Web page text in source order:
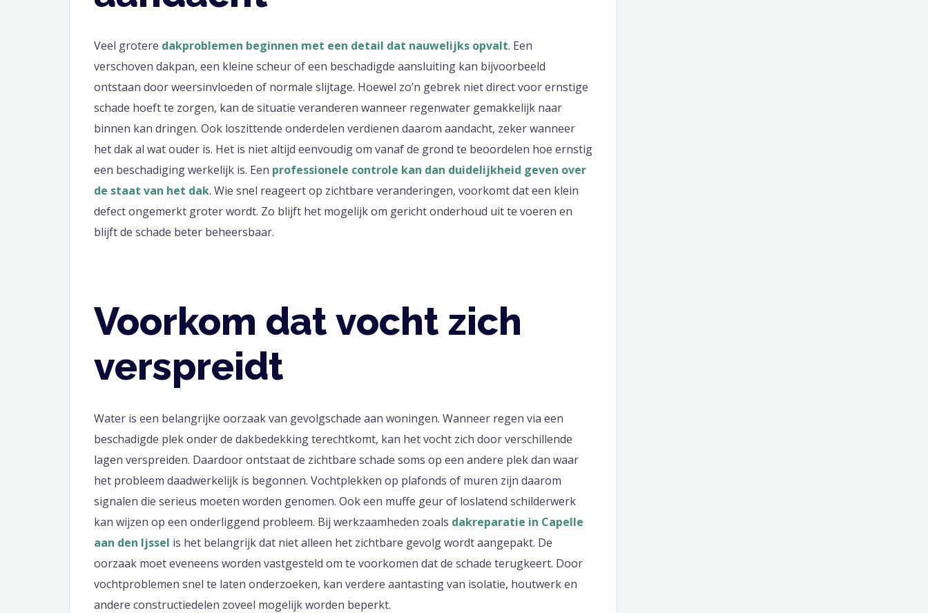
Veel grotere dakproblemen beginnen met een detail dat nauwelijks opvalt. Een
verschoven dakpan, een kleine scheur of een beschadigde aansluiting kan bijvoorbeeld
ontstaan door weersinvloeden of normale slijtage. Hoewel zo’n gebrek niet direct voor ernstige
schade hoeft te zorgen, kan de situatie veranderen wanneer regenwater gemakkelijk naar
binnen kan dringen. Ook loszittende onderdelen verdienen daarom aandacht, zeker wanneer
het dak al wat ouder is. Het is niet altijd eenvoudig om vanaf de grond te beoordelen hoe ernstig
een beschadiging werkelijk is. Een professionele controle kan dan duidelijkheid geven over
de staat van het dak. Wie snel reageert op zichtbare veranderingen, voorkomt dat een klein
defect ongemerkt groter wordt. Zo blijft het mogelijk om gericht onderhoud uit te voeren en
blijft de schade beter beheersbaar.
Voorkom dat vocht zich
verspreidt
Water is een belangrijke oorzaak van gevolgschade aan woningen. Wanneer regen via een
beschadigde plek onder de dakbedekking terechtkomt, kan het vocht zich door verschillende
lagen verspreiden. Daardoor ontstaat de zichtbare schade soms op een andere plek dan waar
het probleem daadwerkelijk is begonnen. Vochtplekken op plafonds of muren zijn daarom
signalen die serieus moeten worden genomen. Ook een muffe geur of loslatend schilderwerk
kan wijzen op een onderliggend probleem. Bij werkzaamheden zoals dakreparatie in Capelle
aan den Ijssel is het belangrijk dat niet alleen het zichtbare gevolg wordt aangepakt. De
oorzaak moet eveneens worden vastgesteld om te voorkomen dat de schade terugkeert. Door
vochtproblemen snel te laten onderzoeken, kan verdere aantasting van isolatie, houtwerk en
andere constructiedelen zoveel mogelijk worden beperkt.